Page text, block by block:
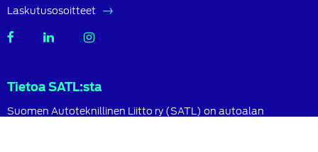
Laskutusosoitteet
SATL
SATL
Tietoa SATL:sta
Suomen Autoteknillinen Liitto ry (SATL) on autoalan